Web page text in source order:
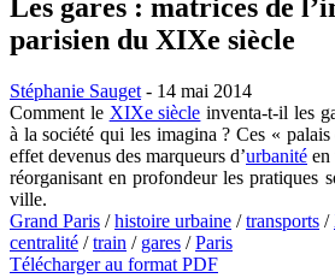
Les gares : matrices de
parisien du XIXe siècle
Stéphanie Sauget - 14 mai 2014
Comment le XIXe siècle inventa-t-il les
à la société qui les imagina ? Ces «
effet devenus des marqueurs d’urbanité en
réorganisant en profondeur les pratiques
ville.
Grand Paris /histoire urbaine /transports /
centralité /train / gares /Paris
Télécharger au format PDF